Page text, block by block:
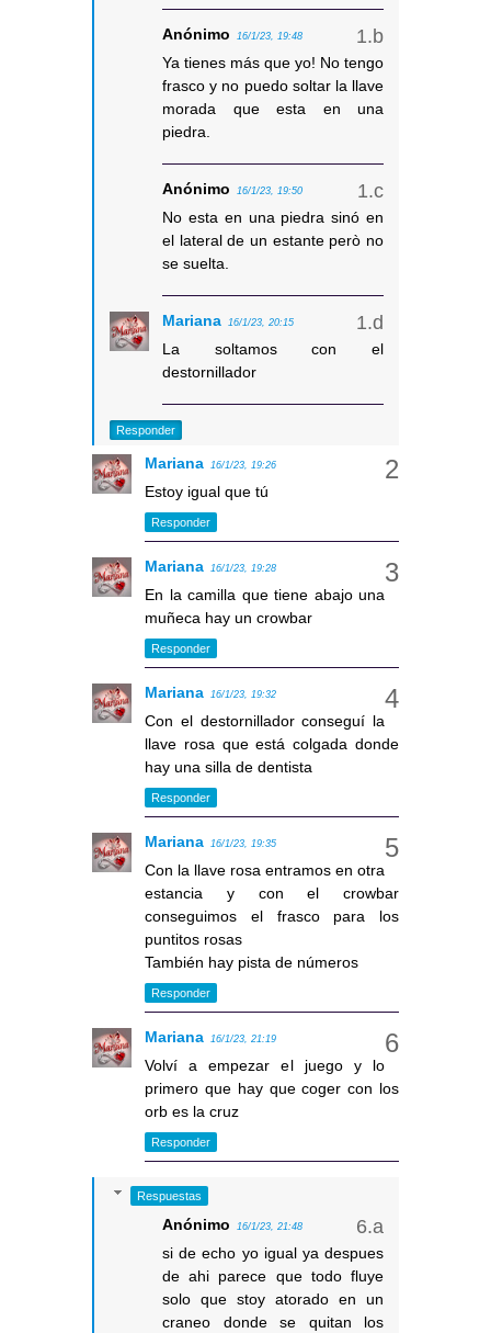
Anónimo 16/1/23, 19:48
Ya tienes más que yo! No tengo
frasco y no puedo soltar la llave
morada que esta en una
piedra.
Anónimo 16/1/23, 19:50
No esta en una piedra sinó en
el lateral de un estante però no
se suelta.
Mariana 16/1/23, 20:15
La soltamos con el
destornillador
Responder
Mariana 16/1/23, 19:26
Estoy igual que tú
Responder
Mariana 16/1/23, 19:28
En la camilla que tiene abajo una
muñeca hay un crowbar
Responder
Mariana 16/1/23, 19:32
Con el destornillador conseguí la
llave rosa que está colgada donde
hay una silla de dentista
Responder
Mariana 16/1/23, 19:35
Con la llave rosa entramos en otra
estancia y con el crowbar
conseguimos el frasco para los
puntitos rosas
También hay pista de números
Responder
Mariana 16/1/23, 21:19
Volví a empezar el juego y lo
primero que hay que coger con los
orb es la cruz
Responder
Respuestas
Anónimo 16/1/23, 21:48
si de echo yo igual ya despues
de ahi parece que todo fluye
solo que stoy atorado en un
craneo donde se quitan los